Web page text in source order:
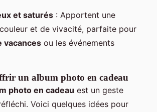
et saturés : Apportent une
et de vivacité, parfaite pour
vacances ou les événements
un album photo en cadeau
photo en cadeau est un geste
Voici quelques idées pour